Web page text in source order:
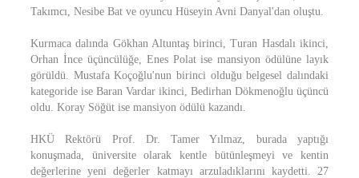
Takımcı, Nesibe Bat ve oyuncu Hüseyin Avni Danyal'dan oluştu.
Kurmaca dalında Gökhan Altuntaş birinci, Turan Hasdalı ikinci,
Orhan İnce üçüncülüğe, Enes Polat ise mansiyon ödülüne layık
görüldü. Mustafa Koçoğlu'nun birinci olduğu belgesel dalındaki
kategoride ise Baran Vardar ikinci, Bedirhan Dökmenoğlu üçüncü
oldu. Koray Söğüt ise mansiyon ödülü kazandı.
HKÜ Rektörü Prof. Dr. Tamer Yılmaz, burada yaptığı
konuşmada, üniversite olarak kentle bütünleşmeyi ve kentin
değerlerine yeni değerler katmayı arzuladıklarını kaydetti. 27